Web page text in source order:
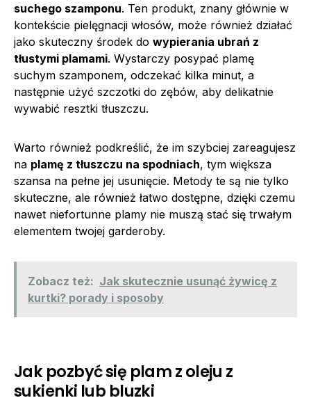
suchego szamponu. Ten produkt, znany głównie w
kontekście pielęgnacji włosów, może również działać
jako skuteczny środek do wypierania ubrań z
tłustymi plamami. Wystarczy posypać plamę
suchym szamponem, odczekać kilka minut, a
następnie użyć szczotki do zębów, aby delikatnie
wywabić resztki tłuszczu.
Warto również podkreślić, że im szybciej zareagujesz
na plamę z tłuszczu na spodniach, tym większa
szansa na pełne jej usunięcie. Metody te są nie tylko
skuteczne, ale również łatwo dostępne, dzięki czemu
nawet niefortunne plamy nie muszą stać się trwałym
elementem twojej garderoby.
Zobacz też: Jak skutecznie usunąć żywicę z
kurtki? porady i sposoby
Jak pozbyć się plam z oleju z
sukienki lub bluzki